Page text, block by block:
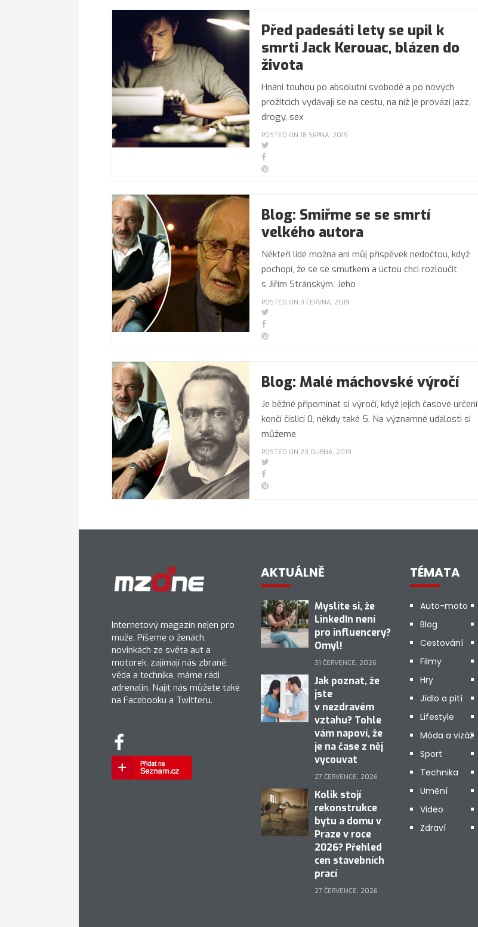
Před padesáti lety se upil k
smrti Jack Kerouac, blázen do
života
Hnáni touhou po absolutní svobodě a po nových
prožitcích vydávají se na cestu, na níž je provází jazz,
drogy, sex
POSTED ON 18 SRPNA, 2019
Blog: Smiřme se se smrtí
velkého autora
Někteří lidé možná ani můj příspěvek nedočtou, když
pochopí, že se se smutkem a úctou chci rozloučit
s Jiřím Stránským. Jeho
POSTED ON 3 ČERVNA, 2019
Blog: Malé máchovské výročí
Je běžné připomínat si výročí, když jejich časové určení
končí číslicí 0, někdy také 5. Na významné události si
můžeme
POSTED ON 23 DUBNA, 2019
Internetový magazín nejen pro
muže. Píšeme o ženách,
novinkách ze světa aut a
motorek, zajímají nás zbraně,
věda a technika, máme rádi
adrenalin. Najít nás můžete také
na Facebooku a Twitteru.
AKTUÁLNĚ
Myslíte si, že
LinkedIn není
pro influencery?
Omyl!
31 ČERVENCE, 2026
Jak poznat, že
jste
v nezdravém
vztahu? Tohle
vám napoví, že
je na čase z něj
vycouvat
27 ČERVENCE, 2026
Kolik stojí
rekonstrukce
bytu a domu v
Praze v roce
2026? Přehled
cen stavebních
prací
27 ČERVENCE, 2026
TÉMATA
Auto-moto
Blog
Cestování
Filmy
Hry
Jídlo a pití
Lifestyle
Móda a vizáž
Sport
Technika
Umění
Video
Zdraví